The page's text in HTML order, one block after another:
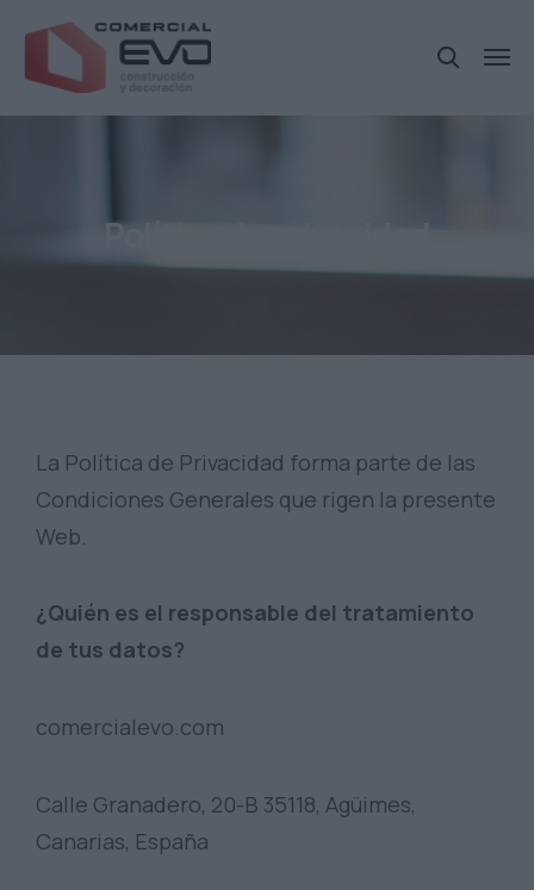
Política de privacidad
La Política de Privacidad forma parte de las
Condiciones Generales que rigen la presente
Web.
¿Quién es el responsable del tratamiento
de tus datos?
comercialevo.com
Calle Granadero, 20-B 35118, Agüimes,
Canarias, España